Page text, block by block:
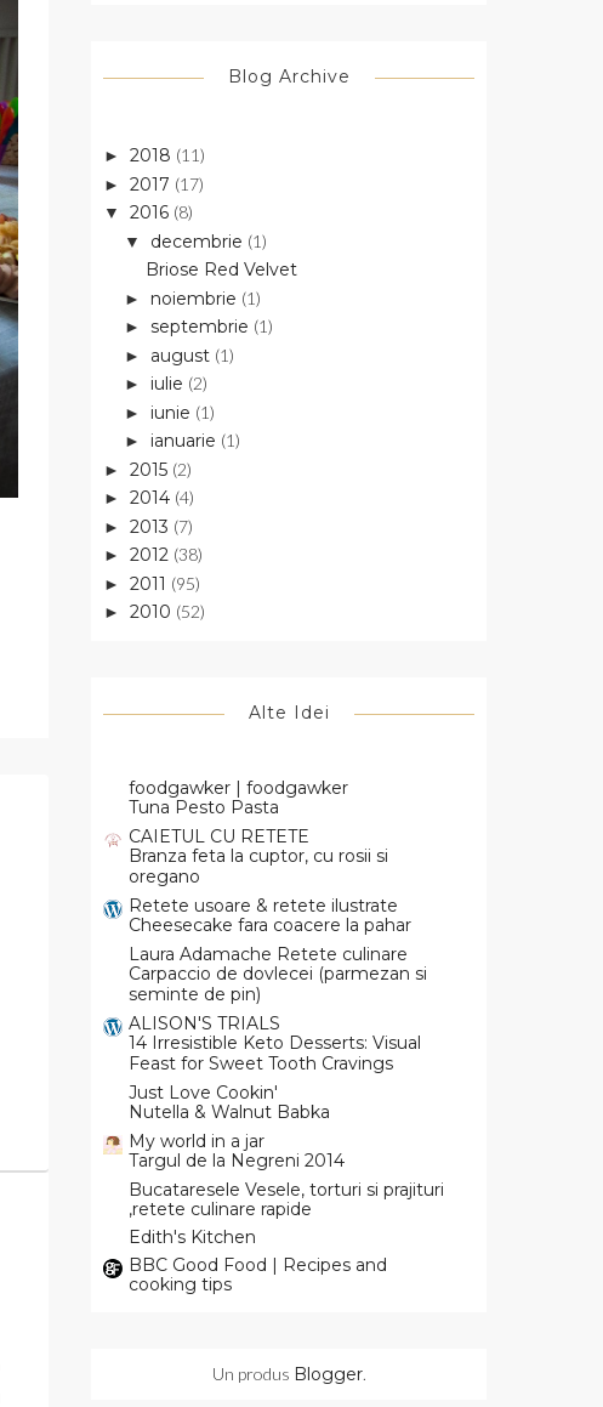
Blog Archive
► 2018 (11)
► 2017 (17)
▼ 2016 (8)
▼ decembrie (1)
Briose Red Velvet
► noiembrie (1)
► septembrie (1)
► august (1)
► iulie (2)
► iunie (1)
► ianuarie (1)
► 2015 (2)
► 2014 (4)
► 2013 (7)
► 2012 (38)
► 2011 (95)
► 2010 (52)
Alte Idei
foodgawker | foodgawker
Tuna Pesto Pasta
CAIETUL CU RETETE
Branza feta la cuptor, cu rosii si
oregano
Retete usoare & retete ilustrate
Cheesecake fara coacere la pahar
Laura Adamache Retete culinare
Carpaccio de dovlecei (parmezan si
seminte de pin)
ALISON'S TRIALS
14 Irresistible Keto Desserts: Visual
Feast for Sweet Tooth Cravings
Just Love Cookin'
Nutella & Walnut Babka
My world in a jar
Targul de la Negreni 2014
Bucataresele Vesele, torturi si prajituri
,retete culinare rapide
Edith's Kitchen
BBC Good Food | Recipes and
cooking tips
Un produs Blogger.